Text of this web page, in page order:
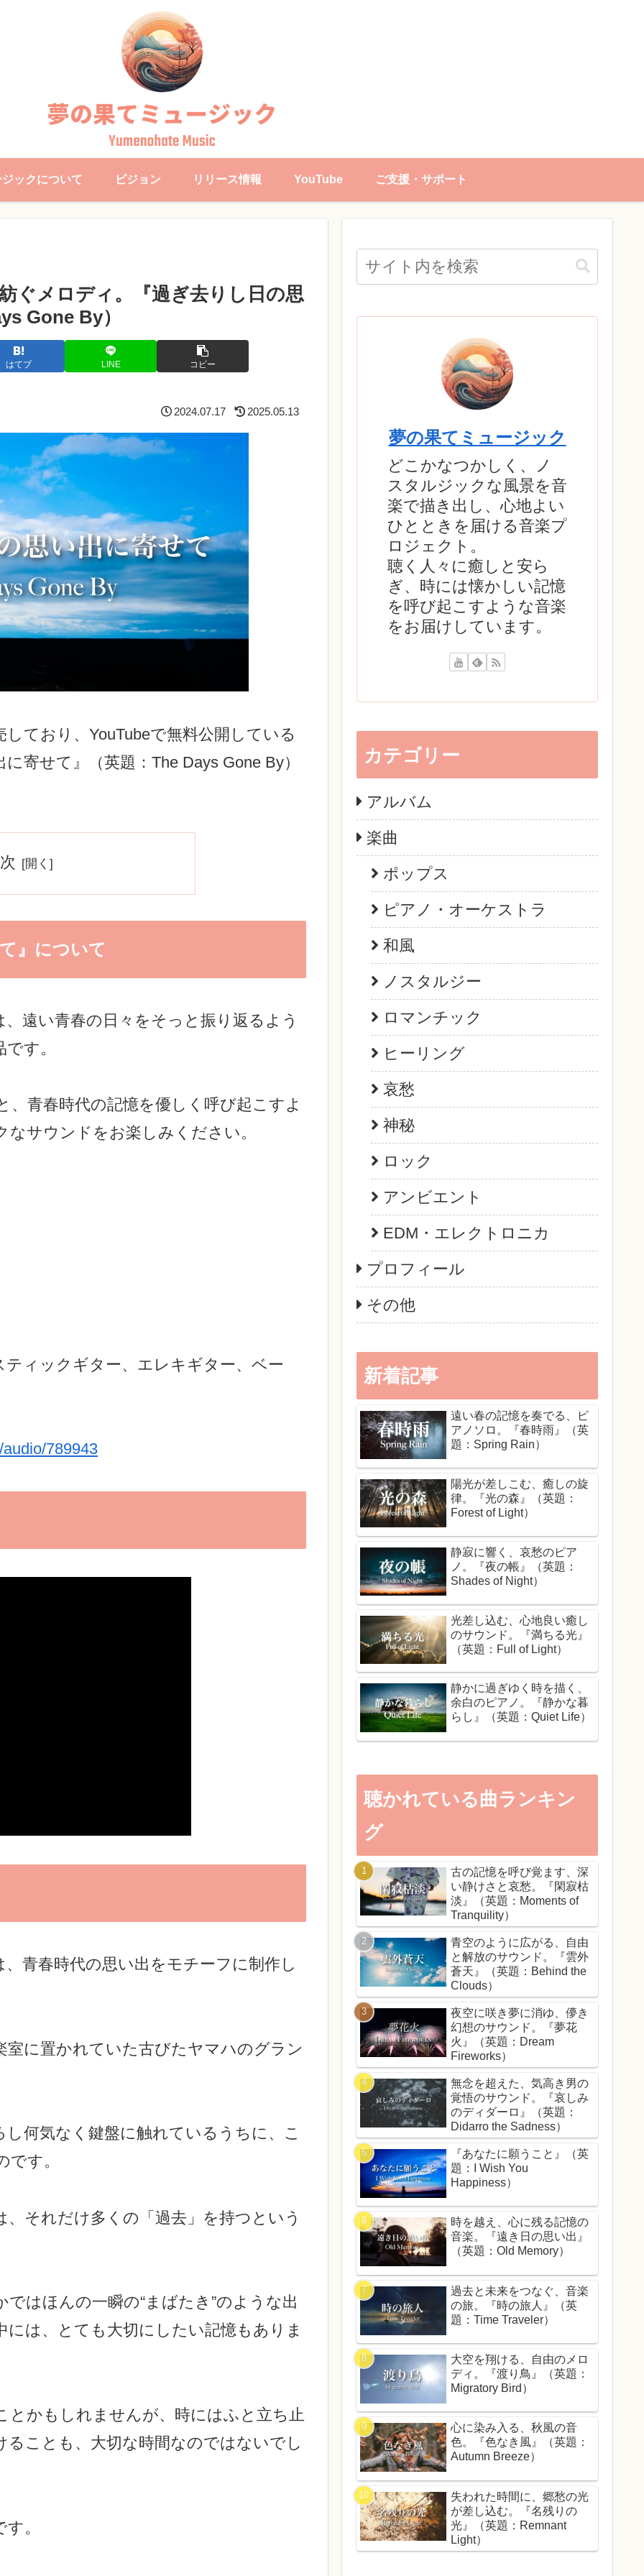
ックについて ビジョン リリース情報 YouTube ご支援・サポート
ぐメロディ。『過ぎ去りし日の思
Gone By）
はてブ LINE コピー
2024.07.17 2025.05.13
ており、YouTubeで無料公開している
寄せて』（英題：The Days Gone By）
』について
遠い青春の日々をそっと振り返るよう
す。
青春時代の記憶を優しく呼び起こすよ
サウンドをお楽しみください。
ィックギター、エレキギター、ベー
789943
青春時代の思い出をモチーフに制作し
に置かれていた古びたヤマハのグラン
何気なく鍵盤に触れているうちに、こ
す。
それだけ多くの「過去」を持つという
はほんの一瞬の“まばたき”のような出
は、とても大切にしたい記憶もありま
かもしれませんが、時にはふと立ち止
ことも、大切な時間なのではないでし
。
夢の果てミュージック
どこかなつかしく、ノ
スタルジックな風景を音
楽で描き出し、心地よい
ひとときを届ける音楽プ
ロジェクト。
聴く人々に癒しと安ら
ぎ、時には懐かしい記憶
を呼び起こすような音楽
をお届けしています。
カテゴリー
アルバム
楽曲
ポップス
ピアノ・オーケストラ
和風
ノスタルジー
ロマンチック
ヒーリング
哀愁
神秘
ロック
アンビエント
EDM・エレクトロニカ
プロフィール
その他
新着記事
遠い春の記憶を奏でる、ピ
アノソロ。『春時雨』（英
題：Spring Rain）
陽光が差しこむ、癒しの旋
律。『光の森』（英題：
Forest of Light）
静寂に響く、哀愁のピア
ノ。『夜の帳』（英題：
Shades of Night）
光差し込む、心地良い癒し
のサウンド。『満ちる光』
（英題：Full of Light）
静かに過ぎゆく時を描く、
余白のピアノ。『静かな暮
らし』（英題：Quiet Life）
聴かれている曲ランキン
グ
古の記憶を呼び覚ます、深
い静けさと哀愁。『閑寂枯
淡』（英題：Moments of
Tranquility）
青空のように広がる、自由
と解放のサウンド。『雲外
蒼天』（英題：Behind the
Clouds）
夜空に咲き夢に消ゆ、儚き
幻想のサウンド。『夢花
火』（英題：Dream
Fireworks）
無念を超えた、気高き男の
覚悟のサウンド。『哀しみ
のディダーロ』（英題：
Didarro the Sadness）
『あなたに願うこと』（英
題：I Wish You
Happiness）
時を越え、心に残る記憶の
音楽。『遠き日の思い出』
（英題：Old Memory）
過去と未来をつなぐ、音楽
の旅。『時の旅人』（英
題：Time Traveler）
大空を翔ける、自由のメロ
ディ。『渡り鳥』（英題：
Migratory Bird）
心に染み入る、秋風の音
色。『色なき風』（英題：
Autumn Breeze）
失われた時間に、郷愁の光
が差し込む。『名残りの
光』（英題：Remnant
Light）